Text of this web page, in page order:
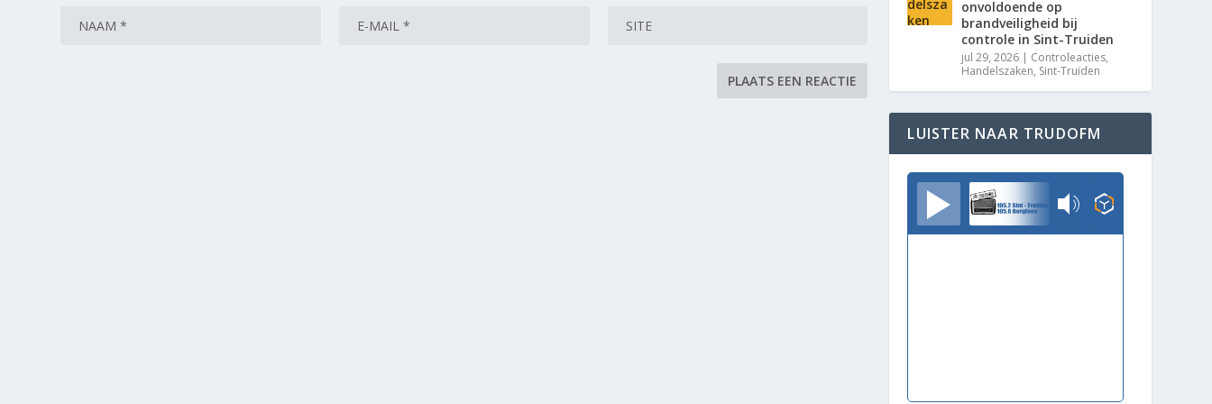
onvoldoende op
brandveiligheid bij
controle in Sint-Truiden
jul 29, 2026 | Controleacties,
Handelszaken, Sint-Truiden
LUISTER NAAR TRUDOFM
TrudoFM